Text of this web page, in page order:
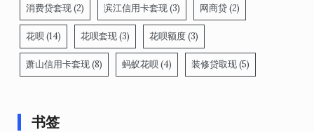
消费贷套现(2) 滨江信用卡套现(3) 网商贷(2)
花呗(14) 花呗套现(3) 花呗额度(3)
萧山信用卡套现(8) 蚂蚁花呗(4) 装修贷取现(5)
书签